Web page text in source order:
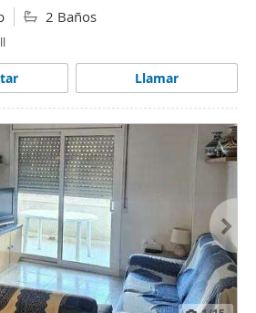
2 Baños
Llamar